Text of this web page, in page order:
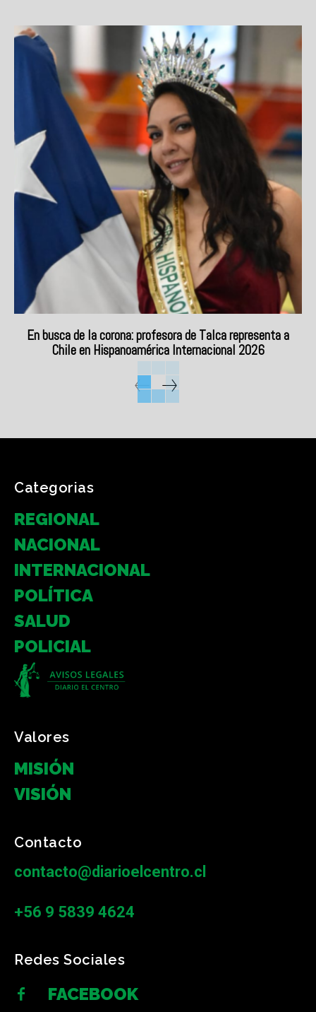
En busca de la corona: profesora de Talca representa a
Chile en Hispanoamérica Internacional 2026
Categorias
REGIONAL
NACIONAL
INTERNACIONAL
POLÍTICA
SALUD
POLICIAL
Valores
MISIÓN
VISIÓN
Contacto
contacto@diarioelcentro.cl
+56 9 5839 4624
Redes Sociales
FACEBOOK